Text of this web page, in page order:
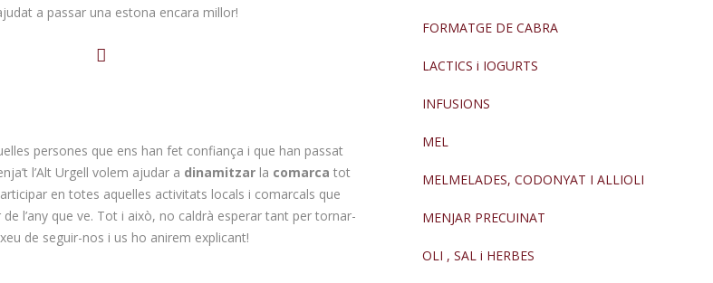
a passar una estona encara millor!
persones que ens han fet confiança i que han passat
l’Alt Urgell volem ajudar a dinamitzar la comarca tot
en totes aquelles activitats locals i comarcals que
l’any que ve. Tot i això, no caldrà esperar tant per tornar-
de seguir-nos i us ho anirem explicant!
FORMATGE DE CABRA
LACTICS i IOGURTS
INFUSIONS
MEL
MELMELADES, CODONYAT I ALLIOLI
MENJAR PRECUINAT
OLI , SAL i HERBES